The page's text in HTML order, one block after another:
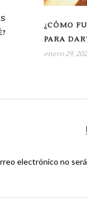
¿CÓMO
PARA
enero 29,
electrónico no